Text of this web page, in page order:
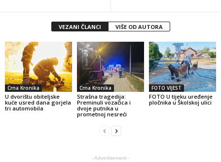
VEZANI ČLANCI VIŠE OD AUTORA
Crna Kronika
U dvorištu obiteljske
kuće usred dana gorjela
tri automobila
Crna Kronika
Strašna tragedija:
Preminuli vozačica i
dvoje putnika u
prometnoj nesreći
FOTO VIJEST
FOTO U tijeku uređenje
pločnika u Školskoj ulici
- Advertisement -